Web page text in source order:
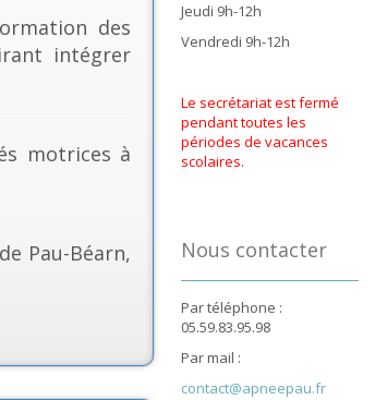
des
intégrer
motrices à
Pau-Béarn,
Jeudi 9h-12h
Vendredi 9h-12h
Le secrétariat est fermé
pendant toutes les
périodes de vacances
scolaires.
Nous contacter
Par téléphone :
05.59.83.95.98
Par mail :
contact@apneepau.fr